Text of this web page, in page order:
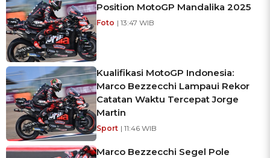
Position MotoGP Mandalika 2025
Foto | 13:47 WIB
Kualifikasi MotoGP Indonesia:
Marco Bezzecchi Lampaui Rekor
Catatan Waktu Tercepat Jorge
Martin
Sport | 11:46 WIB
Marco Bezzecchi Segel Pole